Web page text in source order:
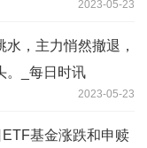
2023-05-23
，主力悄然撤退，
。_每日时讯
2023-05-23
基金涨跌和申赎